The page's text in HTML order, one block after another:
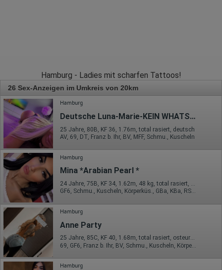
Hamburg - Ladies mit scharfen Tattoos!
26 Sex-Anzeigen im Umkreis von 20km
Hamburg
Deutsche Luna-Marie-KEIN WHATSAPP- Party möglich!!!
25 Jahre, 80B, KF 36, 1.76m, total rasiert, deutsch
AV, 69, DT, Franz b. Ihr, BV, MFF, Schmu., Kuscheln
Hamburg
Mina *Arabian Pearl *
24 Jahre, 75B, KF 34, 1.62m, 48 kg, total rasiert, orientalisch
GF6, Schmu., Kuscheln, Körperküs., GBa, KBa, RS, FE
Hamburg
Anne Party
25 Jahre, 85C, KF 40, 1.68m, total rasiert, osteuropäisch
Hamburg